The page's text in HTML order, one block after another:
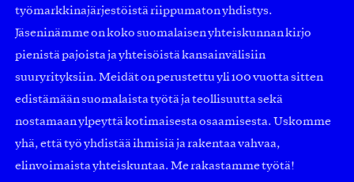
työmarkkinajärjestöistä riippumaton yhdistys.
Jäseninämme on koko suomalaisen yhteiskunnan kirjo
pienistä pajoista ja yhteisöistä kansainvälisiin
suuryrityksiin. Meidät on perustettu yli 100 vuotta sitten
edistämään suomalaista työtä ja teollisuutta sekä
nostamaan ylpeyttä kotimaisesta osaamisesta. Uskomme
yhä, että työ yhdistää ihmisiä ja rakentaa vahvaa,
elinvoimaista yhteiskuntaa. Me rakastamme työtä!